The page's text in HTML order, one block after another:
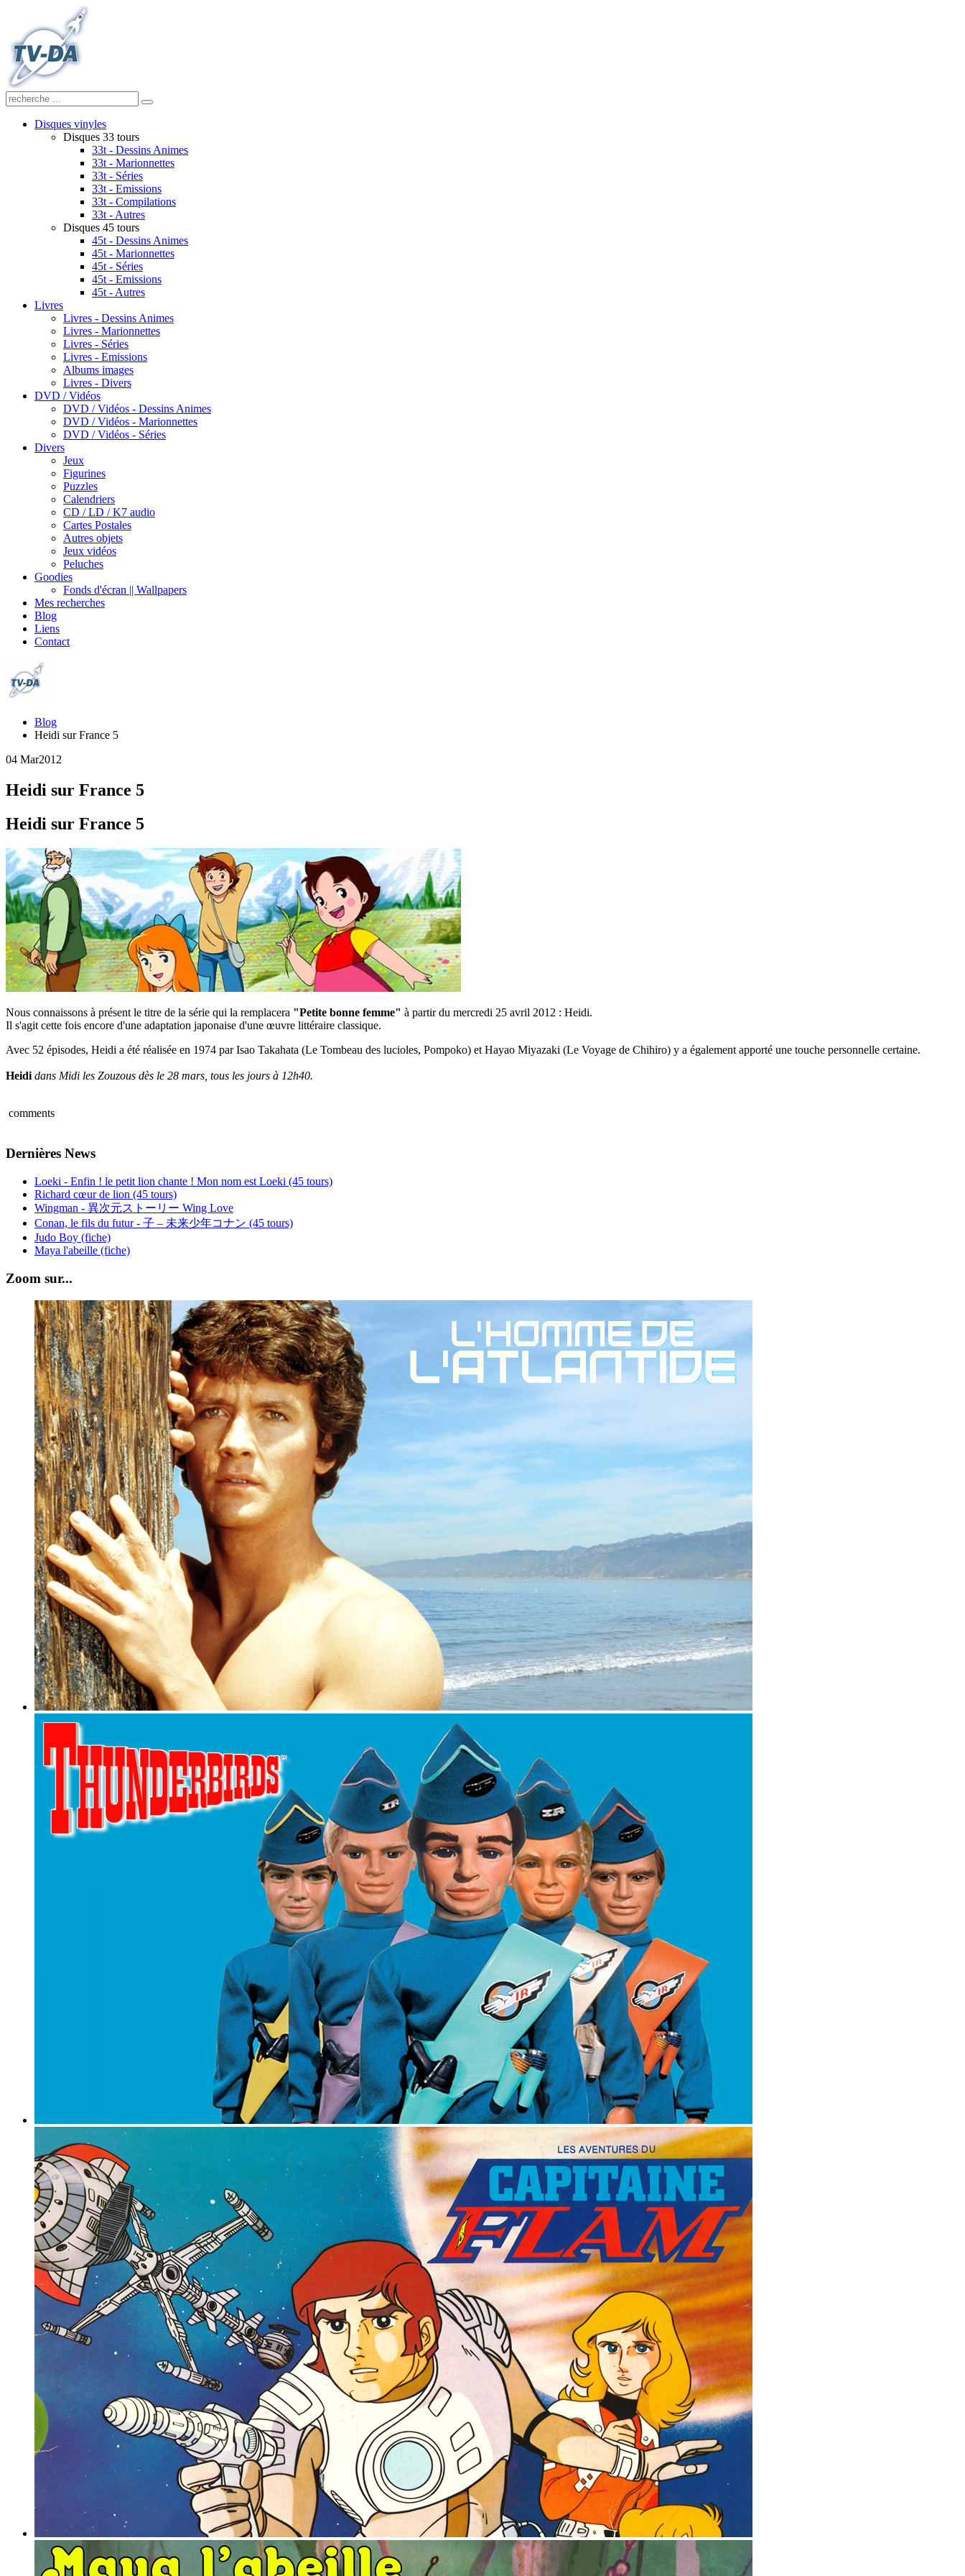
Disques vinyles
Disques 33 tours
33t - Dessins Animes
33t - Marionnettes
33t - Séries
33t - Emissions
33t - Compilations
33t - Autres
Disques 45 tours
45t - Dessins Animes
45t - Marionnettes
45t - Séries
45t - Emissions
45t - Autres
Livres
Livres - Dessins Animes
Livres - Marionnettes
Livres - Séries
Livres - Emissions
Albums images
Livres - Divers
DVD / Vidéos
DVD / Vidéos - Dessins Animes
DVD / Vidéos - Marionnettes
DVD / Vidéos - Séries
Divers
Jeux
Figurines
Puzzles
Calendriers
CD / LD / K7 audio
Cartes Postales
Autres objets
Jeux vidéos
Peluches
Goodies
Fonds d'écran || Wallpapers
Mes recherches
Blog
Liens
Contact
Blog
Heidi sur France 5
04 Mar2012
Heidi sur France 5
Heidi sur France 5
Nous connaissons à présent le titre de la série qui la remplacera "Petite bonne femme" à partir du mercredi 25 avril 2012 : Heidi.
Il s'agit cette fois encore d'une adaptation japonaise d'une œuvre littéraire classique.
Avec 52 épisodes, Heidi a été réalisée en 1974 par Isao Takahata (Le Tombeau des lucioles, Pompoko) et Hayao Miyazaki (Le Voyage de Chihiro) y a également apporté une touche personnelle certaine.
Heidi dans Midi les Zouzous dès le 28 mars, tous les jours à 12h40.
comments
Dernières News
Loeki - Enfin ! le petit lion chante ! Mon nom est Loeki (45 tours)
Richard cœur de lion (45 tours)
Wingman - 異次元ストーリー Wing Love
Conan, le fils du futur - 子 – 未来少年コナン (45 tours)
Judo Boy (fiche)
Maya l'abeille (fiche)
Zoom sur...